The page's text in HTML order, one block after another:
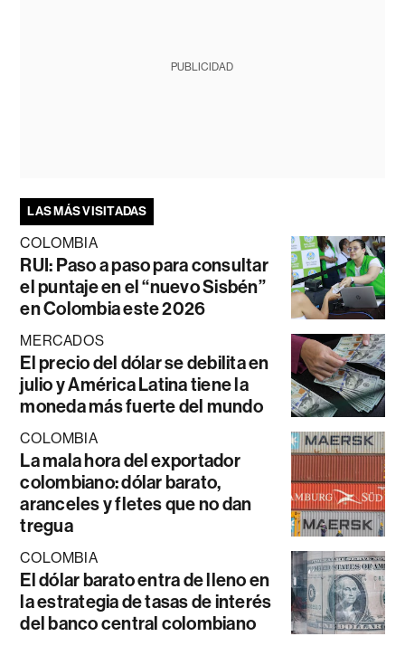
PUBLICIDAD
LAS MÁS VISITADAS
COLOMBIA
RUI: Paso a paso para consultar
el puntaje en el “nuevo Sisbén”
en Colombia este 2026
MERCADOS
El precio del dólar se debilita en
julio y América Latina tiene la
moneda más fuerte del mundo
COLOMBIA
La mala hora del exportador
colombiano: dólar barato,
aranceles y fletes que no dan
tregua
COLOMBIA
El dólar barato entra de lleno en
la estrategia de tasas de interés
del banco central colombiano